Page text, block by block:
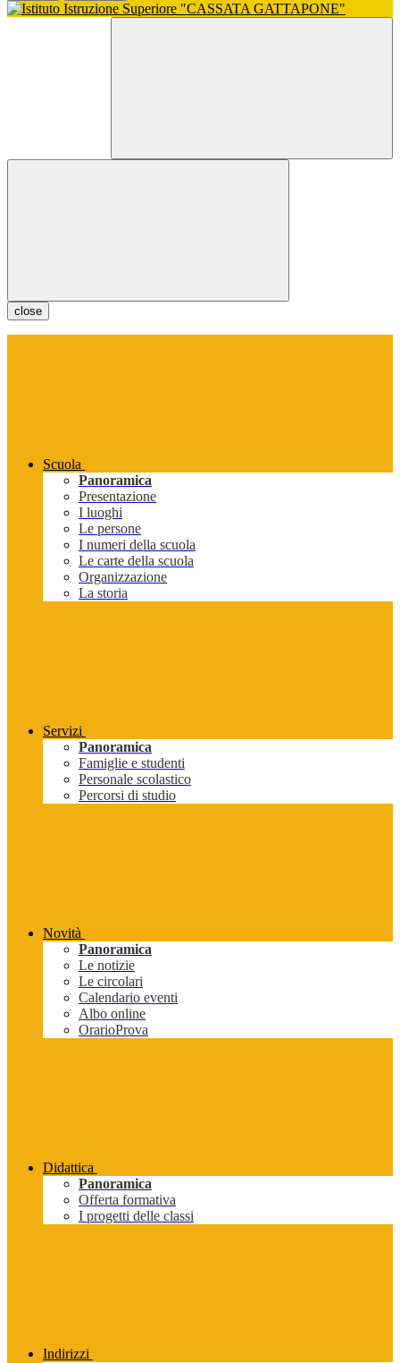
close
Scuola
Panoramica
Presentazione
I luoghi
Le persone
I numeri della scuola
Le carte della scuola
Organizzazione
La storia
Servizi
Panoramica
Famiglie e studenti
Personale scolastico
Percorsi di studio
Novità
Panoramica
Le notizie
Le circolari
Calendario eventi
Albo online
OrarioProva
Didattica
Panoramica
Offerta formativa
I progetti delle classi
Indirizzi